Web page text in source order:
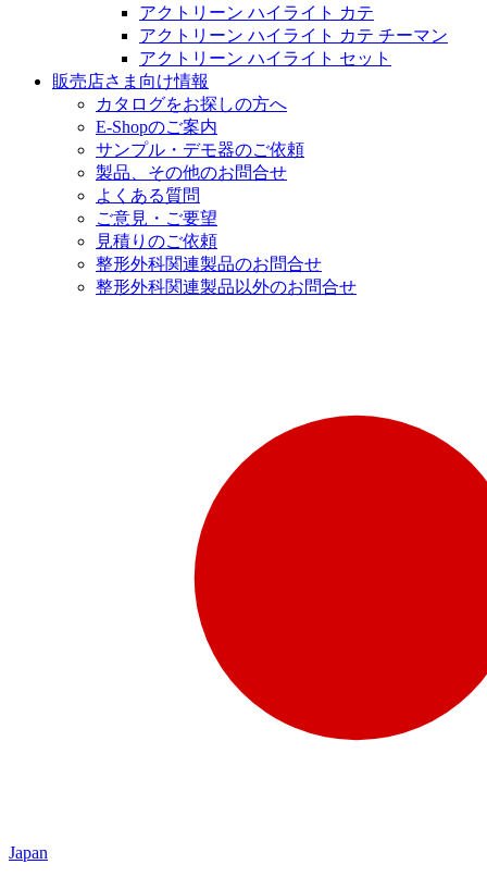
アクトリーン ハイライト カテ
アクトリーン ハイライト カテ チーマン
アクトリーン ハイライト セット
販売店さま向け情報
カタログをお探しの方へ
E-Shopのご案内
サンプル・デモ器のご依頼
製品、その他のお問合せ
よくある質問
ご意見・ご要望
見積りのご依頼
整形外科関連製品のお問合せ
整形外科関連製品以外のお問合せ
Japan